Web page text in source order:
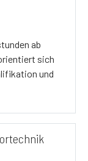
ab
sich
und